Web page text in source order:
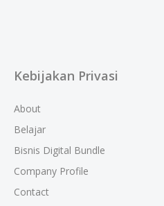
Kebijakan Privasi
About
Belajar
Bisnis Digital Bundle
Company Profile
Contact